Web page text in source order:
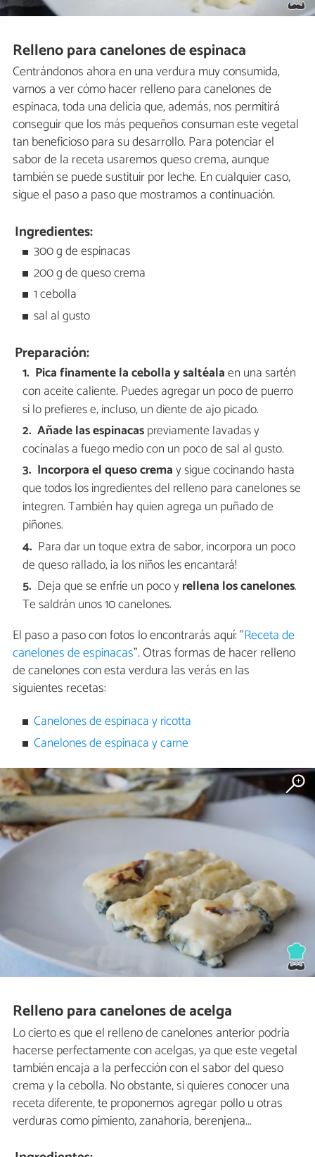
Relleno para canelones de espinaca
Centrándonos ahora en una verdura muy consumida,
vamos a ver cómo hacer relleno para canelones de
espinaca, toda una delicia que, además, nos permitirá
conseguir que los más pequeños consuman este vegetal
tan beneficioso para su desarrollo. Para potenciar el
sabor de la receta usaremos queso crema, aunque
también se puede sustituir por leche. En cualquier caso,
sigue el paso a paso que mostramos a continuación.
Ingredientes:
300 g de espinacas
200 g de queso crema
1 cebolla
sal al gusto
Preparación:
Pica finamente la cebolla y saltéalaen una sartén
con aceite caliente. Puedes agregar un poco de puerro
si lo prefieres e, incluso, un diente de ajo picado.
Añade las espinacaspreviamente lavadas y
cocínalas a fuego medio con un poco de sal al gusto.
Incorpora el queso cremay sigue cocinando hasta
que todos los ingredientes del relleno para canelones se
integren. También hay quien agrega un puñado de
piñones.
Para dar un toque extra de sabor, incorpora un poco
de queso rallado, ¡a los niños les encantará!
Deja que se enfríe un poco yrellena los canelones.
Te saldrán unos 10 canelones.
El paso a paso con fotos lo encontrarás aquí: "Receta de
canelones de espinacas". Otras formas de hacer relleno
de canelones con esta verdura las verás en las
siguientes recetas:
Canelones de espinaca y ricotta
Canelones de espinaca y carne
Relleno para canelones de acelga
Lo cierto es que el relleno de canelones anterior podría
hacerse perfectamente con acelgas, ya que este vegetal
también encaja a la perfección con el sabor del queso
crema y la cebolla. No obstante, si quieres conocer una
receta diferente, te proponemos agregar pollo u otras
verduras como pimiento, zanahoria, berenjena...